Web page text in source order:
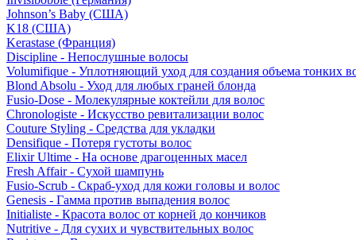
Johnson’s Baby (США)
K18 (США)
Kerastase (Франция)
Discipline - Непослушные волосы
Volumifique - Уплотняющий уход для создания объема тонких
Blond Absolu - Уход для любых граней блонда
Fusio-Dose - Молекулярные коктейли для волос
Chronologiste - Искусство ревитализации волос
Couture Styling - Средства для укладки
Densifique - Потеря густоты волос
Elixir Ultime - На основе драгоценных масел
Fresh Affair - Сухой шампунь
Fusio-Scrub - Скраб-уход для кожи головы и волос
Genesis - Гамма против выпадения волос
Initialiste - Красота волос от корней до кончиков
Nutritive - Для сухих и чувствительных волос